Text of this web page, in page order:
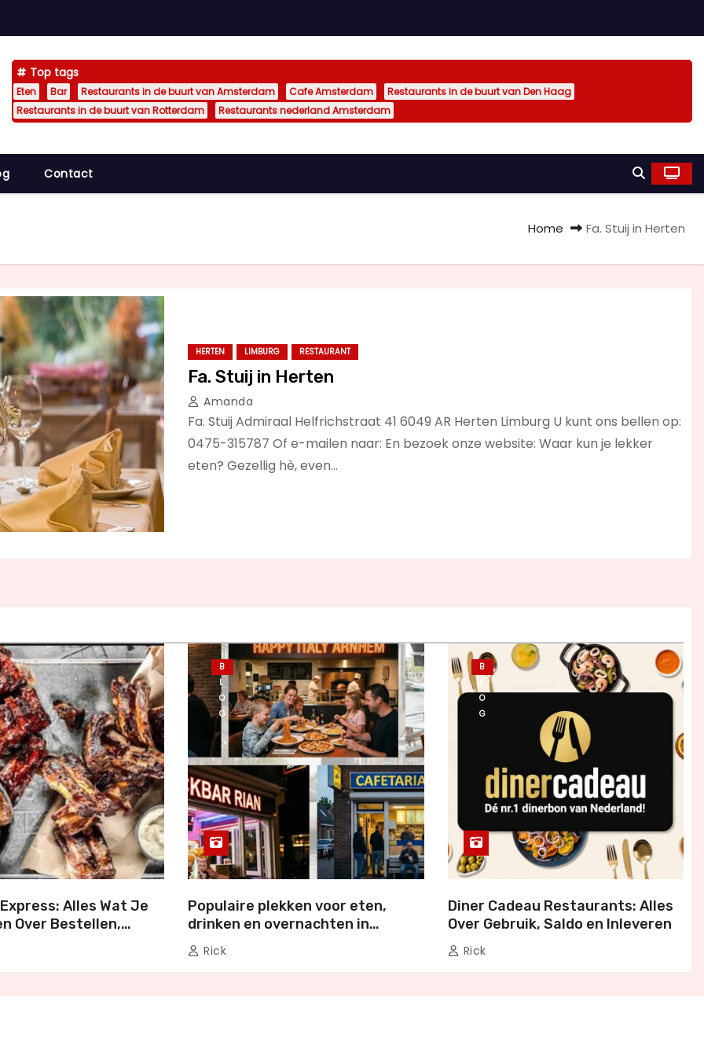
Top tags
Eten Bar Restaurants in de buurt van Amsterdam Cafe Amsterdam
Restaurants in de buurt van Den Haag
Restaurants in de buurt van Rotterdam
Restaurants nederland Amsterdam
Contact
Home Fa. Stuij in Herten
HERTEN LIMBURG RESTAURANT
Fa. Stuij in Herten
Amanda
Fa. Stuij Admiraal Helfrichstraat 41 6049 AR Herten Limburg U kunt ons bellen op:
0475-315787 Of e-mailen naar: En bezoek onze website: Waar kun je lekker
eten? Gezellig hè, even…
Alles Wat Je
Over Bestellen,
Genieten
B
L
O
G
Populaire plekken voor eten,
drinken en overnachten in
Nederland
Rick
B
L
O
G
Diner Cadeau Restaurants: Alles
Over Gebruik, Saldo en Inleveren
Rick